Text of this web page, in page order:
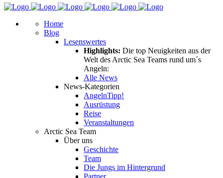
Home
Blog
Lesenswertes
Highlights: Die top Neuigkeiten aus der
Welt des Arctic Sea Teams rund um´s
Angeln:
Alle News
News-Kategorien
AngelnTipp!
Ausrüstung
Reise
Veranstaltungen
Arctic Sea Team
Über uns
Geschichte
Team
Die Jungs im Hintergrund
Partner